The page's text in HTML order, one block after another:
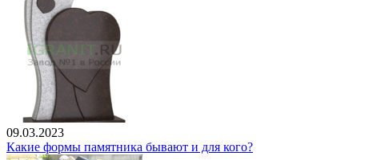
09.03.2023
Какие формы памятника бывают и для кого?